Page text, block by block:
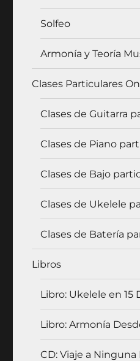
Solfeo
Armonía y Teoría
Clases Particulares
Clases de Guitarra
Clases de Piano
Clases de Bajo
Clases de Ukelele
Clases de Batería
Libros
Libro: Ukelele en 15
Libro: Armonía
CD: Viaje a Ninguna